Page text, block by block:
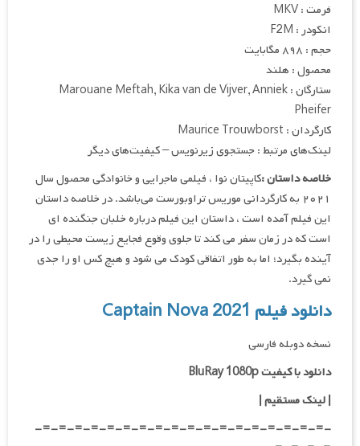
فرمت : MKV
انکودر : F2M
حجم : ۸۹۸ مگابایت
محصول : هلند
ستارگان : Marouane Meftah, Kika van de Vijver, Anniek
Pheifer
کارگردان : Maurice Trouwborst
لینک‌های مرتبط : جستجوی زیرنویس – کیفیت‌های دیگر
خلاصه داستان :کاپیتان نوا ، فیلمی ماجرایی و خانوادگی محصول سال
۲۰۲۱ به کارگردانی موریس تراوبورست می‌باشد. در خلاصه داستان
این فیلم آمده است ، داستان این فیلم درباره خلبان جنگنده ای
است که در زمان سفر می کند تا جلوی وقوع فجایع زیست محیطی را در
آینده بگیرد؛ اما به طور اتفاقی کودک می شود و هیچ کس او را جدی
نمی گیرد.
دانلود فیلم Captain Nova 2021
نسخه دوبله فارسی
دانلود با کیفیت BluRay 1080p
|لینک مستقیم |
-=-=-=-=-=-=-=-=-=-=-=-=-=-=-=-=-=-=-